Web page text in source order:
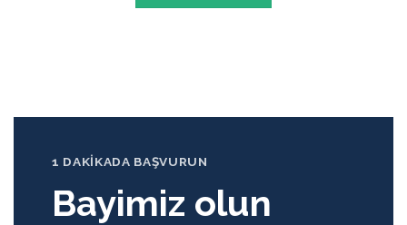
1 DAKIKADA BAŞVURUN
Bayimiz olun